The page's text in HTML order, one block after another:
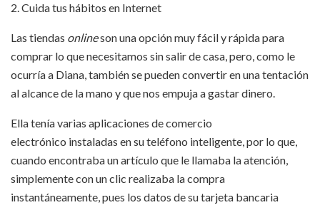
2. Cuida tus hábitos en Internet
Las tiendas onlineson una opción muy fácil y rápida para
comprar lo que necesitamos sin salir de casa, pero, como le
ocurría a Diana, también se pueden convertir en una tentación
al alcance de la mano y que nos empuja a gastar dinero.
Ella tenía varias aplicaciones de comercio
electrónico instaladas en su teléfono inteligente, por lo que,
cuando encontraba un artículo que le llamaba la atención,
simplemente con un clic realizaba la compra
instantáneamente, pues los datos de su tarjeta bancaria